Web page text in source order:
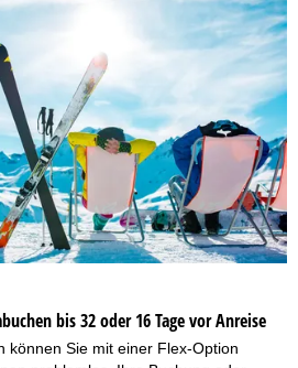
finden Sie in unserem
zu den Verarbeitungszwecken und
unserer
Datenschutzerklärung
Zustimmen
bis 32 oder 16 Tage vor Anreise
können Sie mit einer Flex-Option